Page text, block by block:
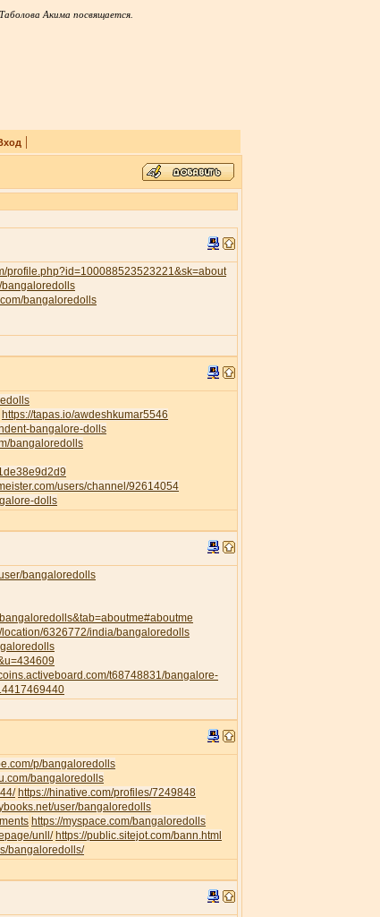
Акима посвящается.
|
profile.php?id=100088523523221&sk=about
bangaloredolls
bangaloredolls
https://tapas.io/awdeshkumar5546
bangalore-dolls
bangaloredolls
users/channel/92614054
dolls
bangaloredolls
location/6326772/india/bangaloredolls
t68748831/bangalore-
p/bangaloredolls
bangaloredolls
https://hinative.com/profiles/7249848
user/bangaloredolls
https://myspace.com/bangaloredolls
unll/ https://public.sitejot.com/bann.html
bangaloredolls/